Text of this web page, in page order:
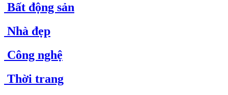
Bất động sản
Nhà đẹp
Công nghệ
Thời trang